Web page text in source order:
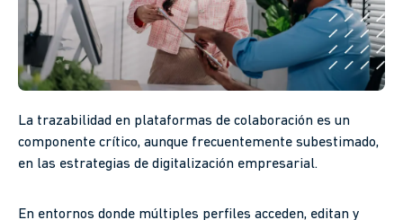
La trazabilidad en plataformas de colaboración es un
componente crítico, aunque frecuentemente subestimado,
en las estrategias de digitalización empresarial.
En entornos donde múltiples perfiles acceden, editan y